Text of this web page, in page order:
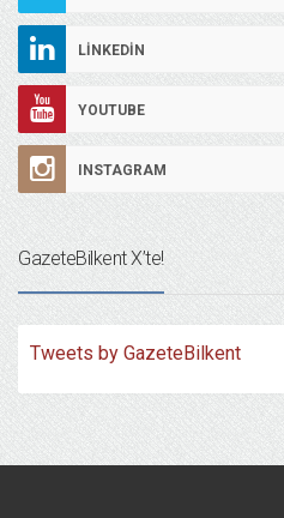
LINKEDIN
YOUTUBE
INSTAGRAM
GazeteBilkent X’te!
Tweets by GazeteBilkent